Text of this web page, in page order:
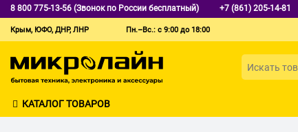
8 800 775-13-56 (Звонок по России бесплатный) +7 (861) 205-14-81
Крым, ЮФО, ДНР, ЛНР Пн.–Вс.: с 9:00 до 18:00
КАТАЛОГ ТОВАРОВ